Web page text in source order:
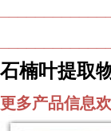
石楠叶提取
更多产品信息